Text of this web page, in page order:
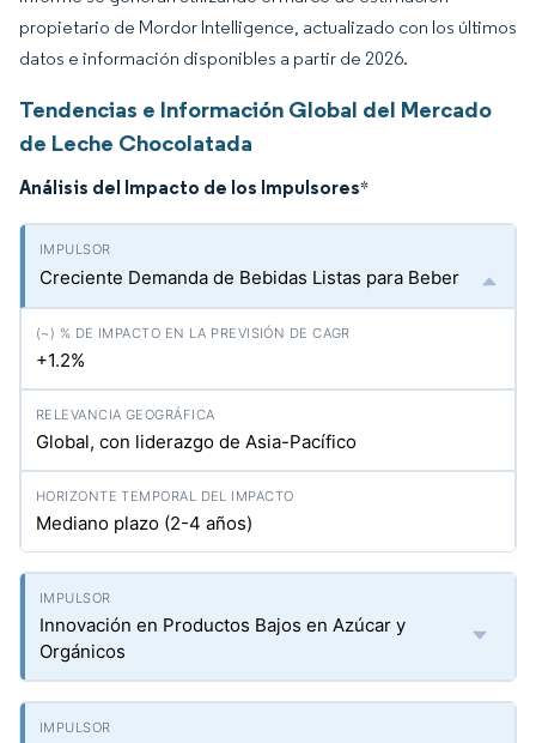
propietario de Mordor Intelligence, actualizado con los últimos
datos e información disponibles a partir de 2026.
Tendencias e Información Global del Mercado
de Leche Chocolatada
Análisis del Impacto de los Impulsores*
Creciente Demanda de Bebidas Listas para Beber
+1.2%
Global, con liderazgo de Asia-Pacífico
Mediano plazo (2-4 años)
Innovación en Productos Bajos en Azúcar y
Orgánicos